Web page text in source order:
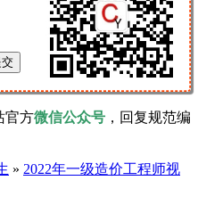
官方微信公众号 ，回复规范编
» 2022年一级造价工程师视